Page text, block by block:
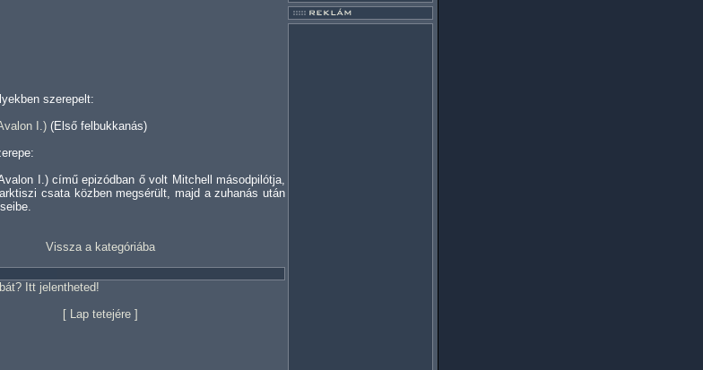
szerepelt:
I.) (Első felbukkanás)
I.) című epizódban ő volt Mitchell másodpilótja,
csata közben megsérült, majd a zuhanás után
Vissza a kategóriába
Itt jelentheted!
[ Lap tetejére]